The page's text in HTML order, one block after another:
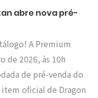
abre nova pré-
A Premium
de 2026, às 10h
de pré-venda do
oficial de Dragon